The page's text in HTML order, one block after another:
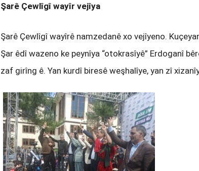
Şarê Çewlîgî wayîr vejîya
Şarê Çewlîgî wayîrê namzedanê xo vejîyeno.
Şar êdî wazeno ke peynîya “otokrasîyê” Erdoganî
zaf girîng ê. Yan kurdî biresê weşhalîye, yan zî